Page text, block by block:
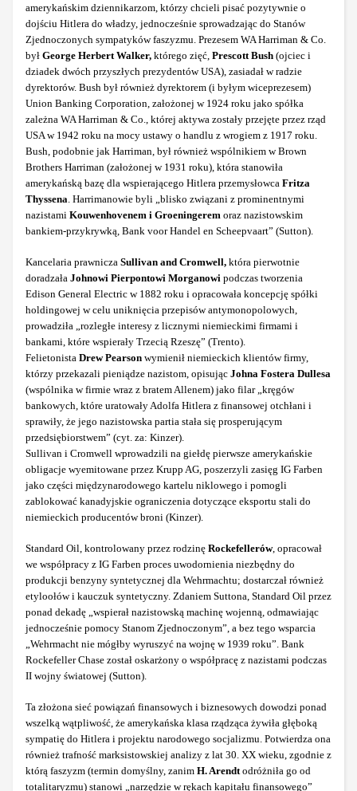
amerykańskim dziennikarzom, którzy chcieli pisać pozytywnie o
dojściu Hitlera do władzy, jednocześnie sprowadzając do Stanów
Zjednoczonych sympatyków faszyzmu. Prezesem WA Harriman & Co.
był George Herbert Walker, którego zięć, Prescott Bush (ojciec i
dziadek dwóch przyszłych prezydentów USA), zasiadał w radzie
dyrektorów. Bush był również dyrektorem (i byłym wiceprezesem)
Union Banking Corporation, założonej w 1924 roku jako spółka
zależna WA Harriman & Co., której aktywa zostały przejęte przez rząd
USA w 1942 roku na mocy ustawy o handlu z wrogiem z 1917 roku.
Bush, podobnie jak Harriman, był również wspólnikiem w Brown
Brothers Harriman (założonej w 1931 roku), która stanowiła
amerykańską bazę dla wspierającego Hitlera przemysłowca Fritza
Thyssena . Harrimanowie byli „blisko związani z prominentnymi
nazistami Kouwenhovenem i Groeningerem oraz nazistowskim
bankiem-przykrywką, Bank voor Handel en Scheepvaart” (Sutton).
Kancelaria prawnicza Sullivan and Cromwell, która pierwotnie
doradzała Johnowi Pierpontowi Morganowi podczas tworzenia
Edison General Electric w 1882 roku i opracowała koncepcję spółki
holdingowej w celu uniknięcia przepisów antymonopolowych,
prowadziła „rozległe interesy z licznymi niemieckimi firmami i
bankami, które wspierały Trzecią Rzeszę” (Trento).
Felietonista Drew Pearson wymienił niemieckich klientów firmy,
którzy przekazali pieniądze nazistom, opisując Johna Fostera Dullesa
(wspólnika w firmie wraz z bratem Allenem) jako filar „kręgów
bankowych, które uratowały Adolfa Hitlera z finansowej otchłani i
sprawiły, że jego nazistowska partia stała się prosperującym
przedsiębiorstwem” (cyt. za: Kinzer).
Sullivan i Cromwell wprowadzili na giełdę pierwsze amerykańskie
obligacje wyemitowane przez Krupp AG, poszerzyli zasięg IG Farben
jako części międzynarodowego kartelu niklowego i pomogli
zablokować kanadyjskie ograniczenia dotyczące eksportu stali do
niemieckich producentów broni (Kinzer).
Standard Oil, kontrolowany przez rodzinę Rockefellerów, opracował
we współpracy z IG Farben proces uwodornienia niezbędny do
produkcji benzyny syntetycznej dla Wehrmachtu; dostarczał również
etyloołów i kauczuk syntetyczny. Zdaniem Suttona, Standard Oil przez
ponad dekadę „wspierał nazistowską machinę wojenną, odmawiając
jednocześnie pomocy Stanom Zjednoczonym”, a bez tego wsparcia
„Wehrmacht nie mógłby wyruszyć na wojnę w 1939 roku”. Bank
Rockefeller Chase został oskarżony o współpracę z nazistami podczas
II wojny światowej (Sutton).
Ta złożona sieć powiązań finansowych i biznesowych dowodzi ponad
wszelką wątpliwość, że amerykańska klasa rządząca żywiła głęboką
sympatię do Hitlera i projektu narodowego socjalizmu. Potwierdza ona
również trafność marksistowskiej analizy z lat 30. XX wieku, zgodnie z
którą faszyzm (termin domyślny, zanim H. Arendt odróżniła go od
totalitaryzmu) stanowi „narzędzie w rękach kapitału finansowego”